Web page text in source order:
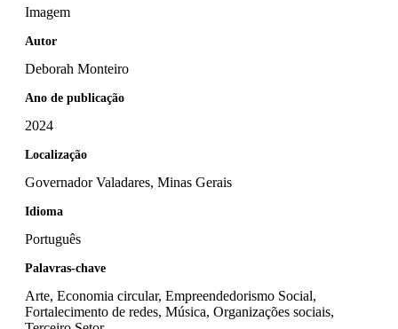
Imagem
Autor
Deborah Monteiro
Ano de publicação
2024
Localização
Governador Valadares, Minas Gerais
Idioma
Português
Palavras-chave
Arte, Economia circular, Empreendedorismo Social,
Fortalecimento de redes, Música, Organizações sociais,